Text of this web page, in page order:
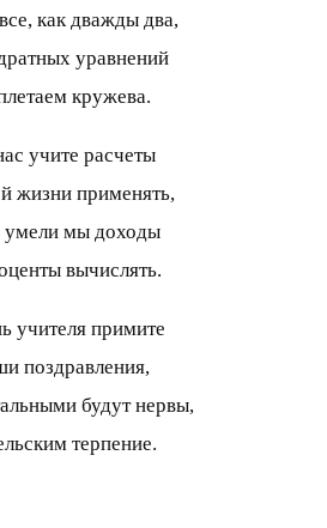
как дважды два,
уравнений
кружева.
учите расчеты
жизни применять,
умели мы доходы
вычислять.
учителя примите
поздравления,
будут нервы,
терпение.